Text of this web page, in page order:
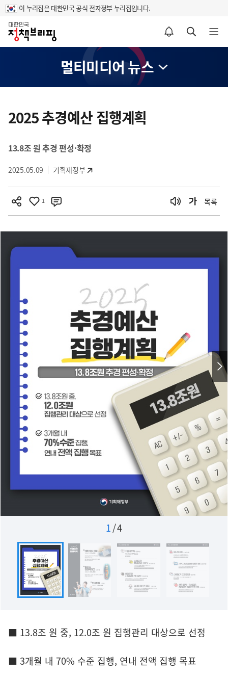
이 누리집은 대한민국 공식 전자정부 누리집입니다.
홈
알림설정 바로가기 검색 바로가기 메뉴 열기
멀티미디어 뉴스
텐
츠
역
2025 추경예산 집행계획
13.8조 원 추경 편성·확정
2025.05.09 기획재정부
1 목록
1/4
■ 13.8조 원 중, 12.0조 원 집행관리 대상으로 선정
■ 3개월 내 70% 수준 집행, 연내 전액 집행 목표